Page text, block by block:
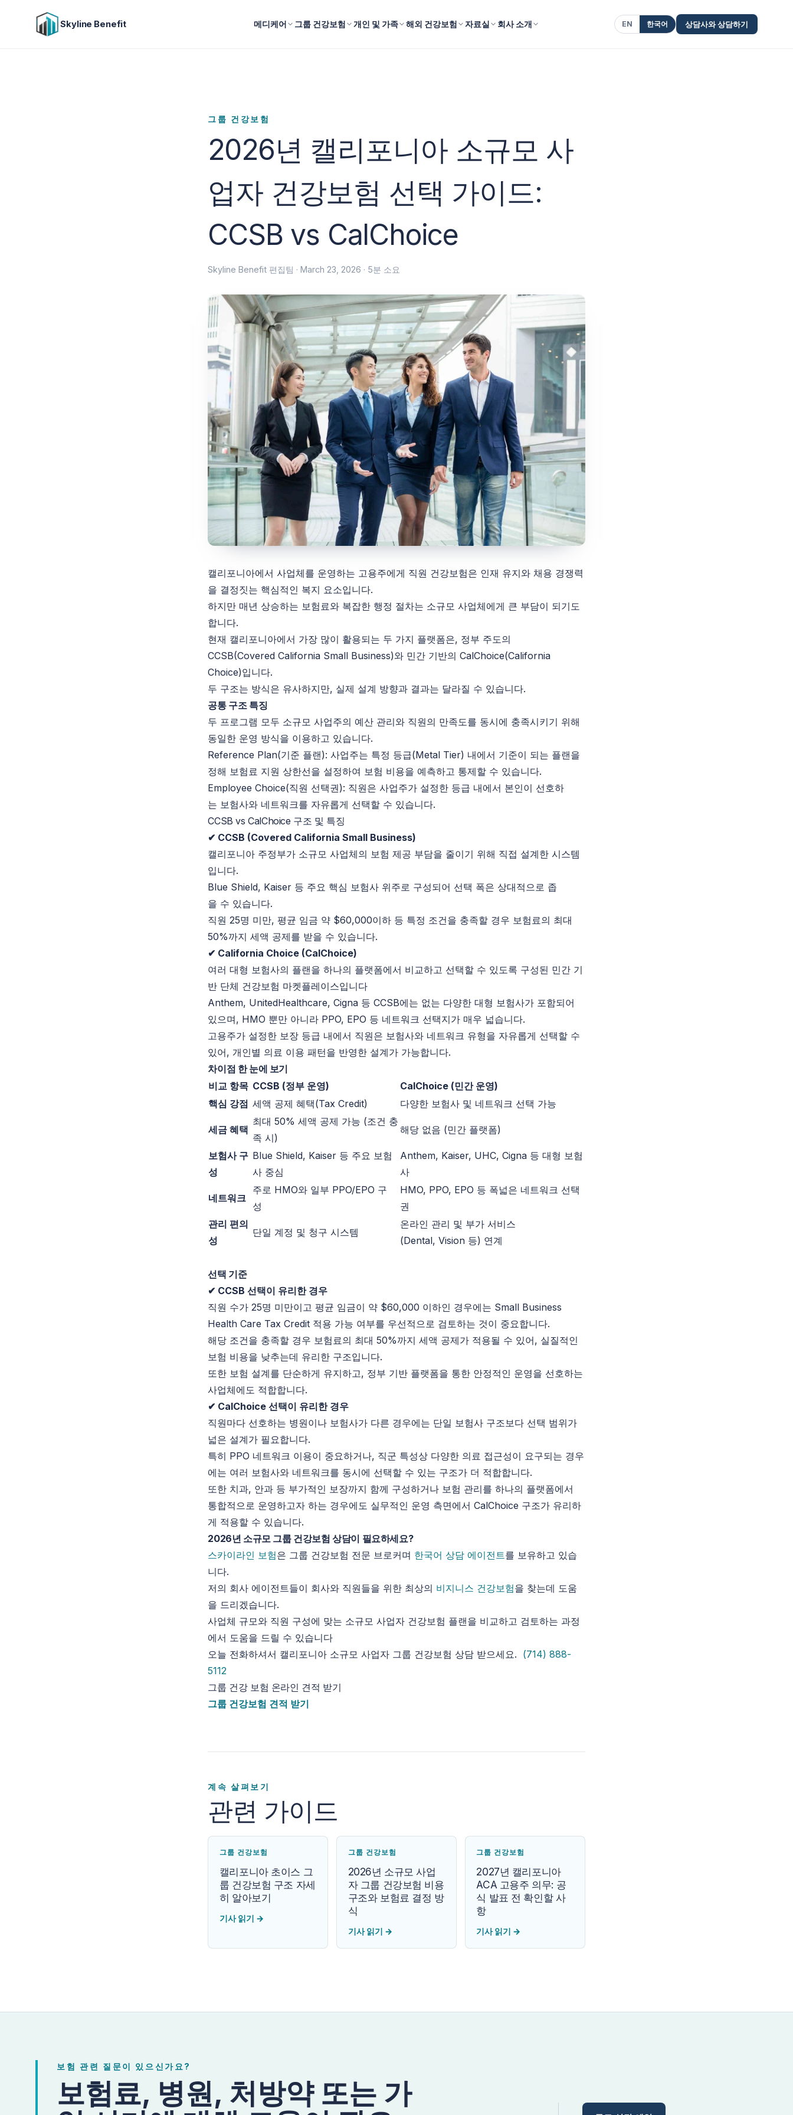
Skyline Benefit 메디케어 그룹 건강보험 개인 및 가족 해외 건강보험 자료실 회사 소개 EN 한국어 상담사와 상담하기
그룹 건강보험
2026년 캘리포니아 소규모 사
업자 건강보험 선택 가이드:
CCSB vs CalChoice
Skyline Benefit 편집팀 ·March 23, 2026 · 5분 소요
캘리포니아에서 사업체를 운영하는 고용주에게 직원 건강보험은 인재 유지와 채용 경쟁력
을 결정짓는 핵심적인 복지 요소입니다.
하지만 매년 상승하는 보험료와 복잡한 행정 절차는 소규모 사업체에게 큰 부담이 되기도
합니다.
현재 캘리포니아에서 가장 많이 활용되는 두 가지 플랫폼은, 정부 주도의
CCSB(Covered California Small Business)와 민간 기반의 CalChoice(California
Choice)입니다.
두 구조는 방식은 유사하지만, 실제 설계 방향과 결과는 달라질 수 있습니다.
공통 구조 특징
두 프로그램 모두 소규모 사업주의 예산 관리와 직원의 만족도를 동시에 충족시키기 위해
동일한 운영 방식을 이용하고 있습니다.
Reference Plan(기준 플랜): 사업주는 특정 등급(Metal Tier) 내에서 기준이 되는 플랜을
정해 보험료 지원 상한선을 설정하여 보험 비용을 예측하고 통제할 수 있습니다.
Employee Choice(직원 선택권): 직원은 사업주가 설정한 등급 내에서 본인이 선호하
는 보험사와 네트워크를 자유롭게 선택할 수 있습니다.
CCSB vs CalChoice 구조 및 특징
✔ CCSB (Covered California Small Business)
캘리포니아 주정부가 소규모 사업체의 보험 제공 부담을 줄이기 위해 직접 설계한 시스템
입니다.
Blue Shield, Kaiser 등 주요 핵심 보험사 위주로 구성되어 선택 폭은 상대적으로 좁
을 수 있습니다.
직원 25명 미만, 평균 임금 약 $60,000이하 등 특정 조건을 충족할 경우 보험료의 최대
50%까지 세액 공제를 받을 수 있습니다.
✔ California Choice (CalChoice)
여러 대형 보험사의 플랜을 하나의 플랫폼에서 비교하고 선택할 수 있도록 구성된 민간 기
반 단체 건강보험 마켓플레이스입니다
Anthem, UnitedHealthcare,Cigna 등CCSB에는 없는 다양한 대형 보험사가 포함되어
있으며, HMO 뿐만 아니라 PPO, EPO 등 네트워크 선택지가 매우 넓습니다.
고용주가 설정한 보장 등급 내에서 직원은 보험사와 네트워크 유형을 자유롭게 선택할 수
있어, 개인별 의료 이용 패턴을 반영한 설계가 가능합니다.
차이점 한 눈에 보기
비교 항목 CCSB (정부 운영) CalChoice (민간 운영)
핵심 강점 세액 공제 혜택(Tax Credit) 다양한 보험사 및 네트워크 선택 가능
세금 혜택
최대 50% 세액 공제 가능 (조건 충
족 시)
해당 없음 (민간 플랫폼)
보험사 구
성
Blue Shield, Kaiser 등 주요 보험
사 중심
Anthem, Kaiser, UHC, Cigna 등 대형 보험
사
네트워크
주로 HMO와 일부 PPO/EPO 구
성
HMO, PPO, EPO 등 폭넓은 네트워크 선택
권
관리 편의
성
단일 계정 및 청구 시스템
온라인 관리 및 부가 서비스
(Dental,Vision 등) 연계
선택 기준
✔ CCSB 선택이 유리한 경우
직원 수가 25명 미만이고 평균 임금이 약 $60,000 이하인 경우에는 Small Business
Health Care Tax Credit 적용 가능 여부를 우선적으로 검토하는 것이 중요합니다.
해당 조건을 충족할 경우 보험료의 최대 50%까지 세액 공제가 적용될 수 있어, 실질적인
보험 비용을 낮추는데 유리한 구조입니다.
또한 보험 설계를 단순하게 유지하고, 정부 기반 플랫폼을 통한 안정적인 운영을 선호하는
사업체에도 적합합니다.
✔ CalChoice 선택이 유리한 경우
직원마다 선호하는 병원이나 보험사가 다른 경우에는 단일 보험사 구조보다 선택 범위가
넓은 설계가 필요합니다.
특히 PPO 네트워크 이용이 중요하거나, 직군 특성상 다양한 의료 접근성이 요구되는 경우
에는 여러 보험사와 네트워크를 동시에 선택할 수 있는 구조가 더 적합합니다.
또한 치과, 안과 등 부가적인 보장까지 함께 구성하거나 보험 관리를 하나의 플랫폼에서
통합적으로 운영하고자 하는 경우에도 실무적인 운영 측면에서CalChoice 구조가 유리하
게 적용할 수 있습니다.
2026년 소규모 그룹 건강보험 상담이 필요하세요?
스카이라인 보험은 그룹 건강보험 전문 브로커며 한국어 상담 에이전트를 보유하고 있습
니다.
저의 회사 에이전트들이 회사와 직원들을 위한 최상의 비지니스 건강보험을 찾는데 도움
을 드리겠습니다.
사업체 규모와 직원 구성에 맞는 소규모 사업자 건강보험 플랜을 비교하고 검토하는 과정
에서 도움을 드릴 수 있습니다
오늘 전화하셔서 캘리포니아 소규모 사업자 그룹 건강보험 상담 받으세요. (714) 888-
5112
그룹 건강 보험 온라인 견적 받기
그룹 건강보험 견적 받기
계속 살펴보기
관련 가이드
그룹 건강보험
캘리포니아 초이스 그
룹 건강보험 구조 자세
히 알아보기
기사 읽기 →
그룹 건강보험
2026년 소규모 사업
자 그룹 건강보험 비용
구조와 보험료 결정 방
식
기사 읽기 →
그룹 건강보험
2027년 캘리포니아
ACA 고용주 의무: 공
식 발표 전 확인할 사
항
기사 읽기 →
보험 관련 질문이 있으신가요?
보험료, 병원, 처방약 또는 가